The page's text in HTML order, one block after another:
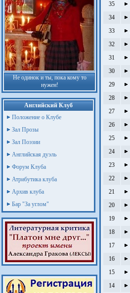
Не одинок и ты, пока кому то
нужен!
Английский Клуб
Положение о Клубе
Зал Прозы
Зал Поэзии
Английская дуэль
Форум Клуба
Атрибутика клуба
Архив клуба
Бар "За углом"
35
34
33
32
31
30
29
28
27
26
25
24
23
22
21
20
19
18
17
16
15
14